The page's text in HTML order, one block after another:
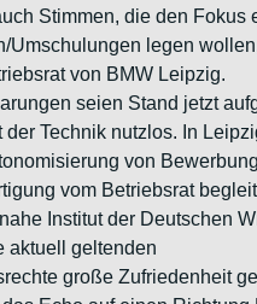
Stimmen, die den Fokus
Umschulungen legen
von BMW Leipzig.
seien Stand jetzt
Technik nutzlos. In
von
vom Betriebsrat
Institut der Deutschen
aktuell geltenden
große Zufriedenheit